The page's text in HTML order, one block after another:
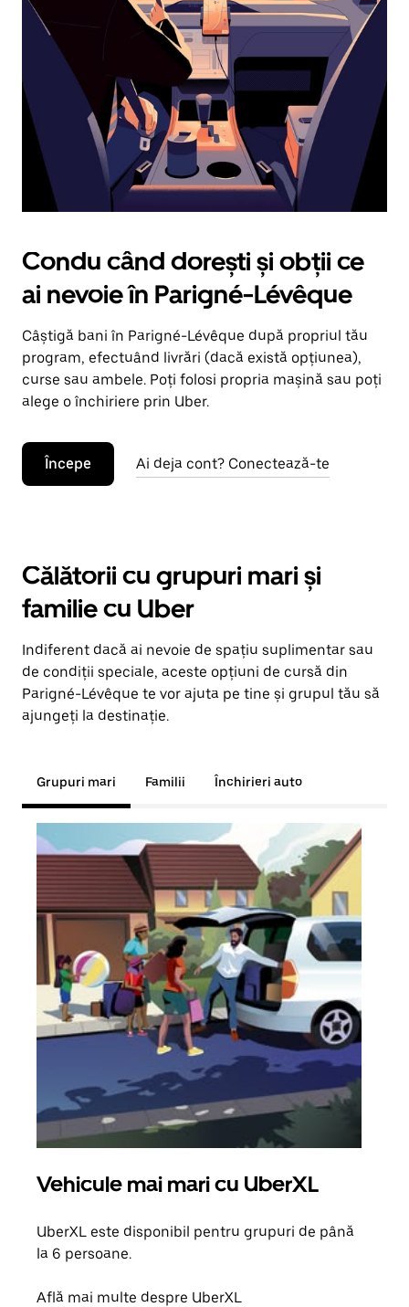
în
jos.
Închide
calendarul
apăsând
pe
butonul
Escape.
Condu când dorești și obții ce
ai nevoie în Parigné-Lévêque
Câștigă bani în Parigné-Lévêque după propriul tău
program, efectuând livrări (dacă există opțiunea),
curse sau ambele. Poți folosi propria mașină sau poți
alege o închiriere prin Uber.
Începe Ai deja cont? Conectează-te
Călătorii cu grupuri mari și
familie cu Uber
Indiferent dacă ai nevoie de spațiu suplimentar sau
de condiții speciale, aceste opțiuni de cursă din
Parigné-Lévêque te vor ajuta pe tine și grupul tău să
ajungeți la destinație.
Grupuri mari Familii Închirieri auto
Vehicule mai mari cu UberXL
UberXL este disponibil pentru grupuri de până
la 6 persoane.
Află mai multe despre UberXL